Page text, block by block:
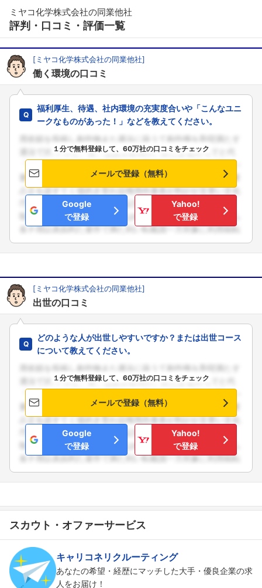
ミヤコ化学株式会社の同業他社
評判・口コミ・評価一覧
[ミヤコ化学株式会社の同業他社]
働く環境の口コミ
福利厚生、待遇、社内環境の充実度合いや「こんなユニ
ークなものがあった！」などを教えてください。
１分で無料登録して、60万社の口コミをチェック
メールで登録（無料）
Google
で登録
Yahoo!
で登録
[ミヤコ化学株式会社の同業他社]
出世の口コミ
どのような人が出世しやすいですか？または出世コース
について教えてください。
１分で無料登録して、60万社の口コミをチェック
メールで登録（無料）
Google
で登録
Yahoo!
で登録
スカウト・オファーサービス
キャリコネリクルーティング
あなたの希望・経歴にマッチした大手・優良企業の求
人をお届け！